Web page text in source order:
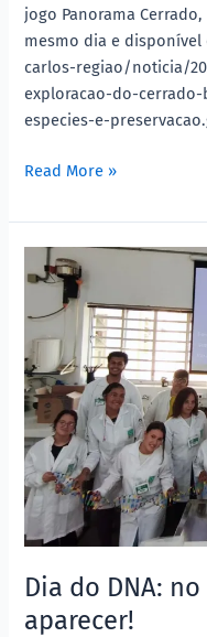
jogo Panorama
mesmo dia e
carlos-regiao/noticia/
exploracao-do-
especies-e-
Read More »
Dia do DNA:
aparecer!
Dia
do
DNA:
no
EIC
fazemos
ele
aparecer!